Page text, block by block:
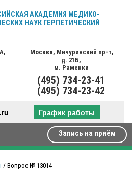
Москва, Мичуринский пр-т,
д. 21Б,
м. Раменки
(495) 734-23-41
(495) 734-23-42
График работы
Запись на приём
/ Вопрос № 13014